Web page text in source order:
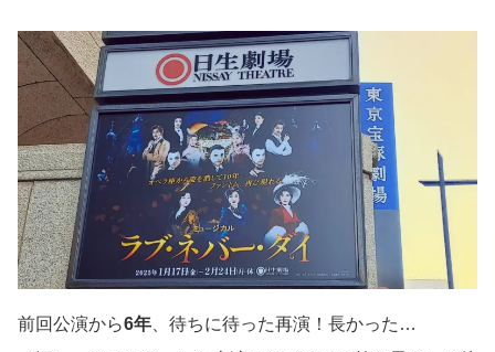
前回公演から6年 、待ちに待った再演！長かった…